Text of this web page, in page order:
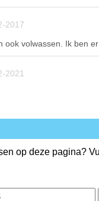
2017
ook volwassen. Ik ben
2021
op deze pagina?